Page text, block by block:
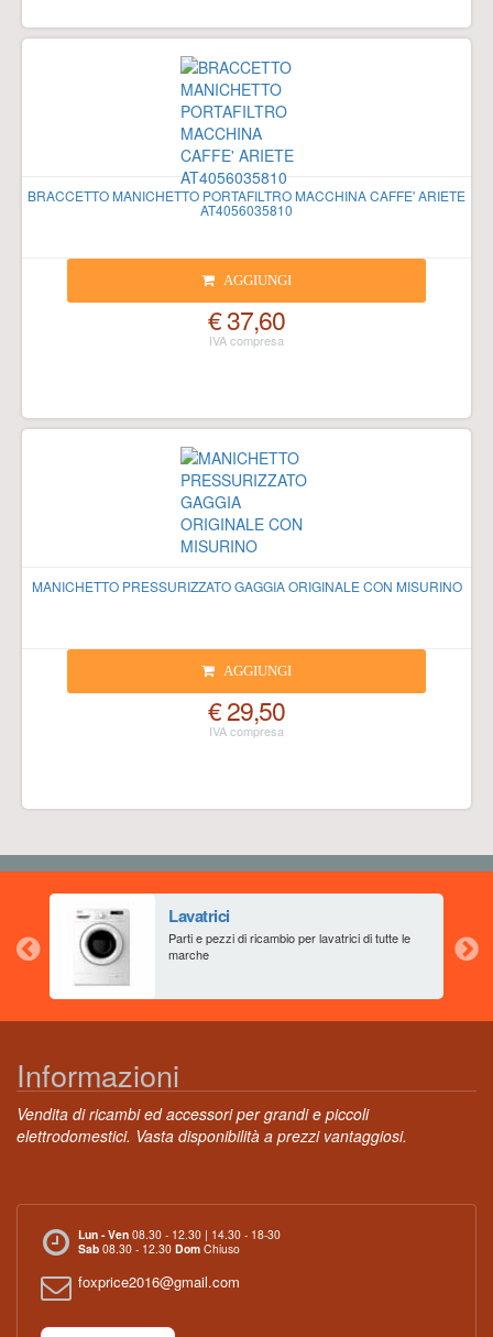
BRACCETTO MANICHETTO PORTAFILTRO MACCHINA CAFFE' ARIETE
AT4056035810
AGGIUNGI
€ 37,60
MANICHETTO PRESSURIZZATO GAGGIA ORIGINALE CON MISURINO
AGGIUNGI
€ 29,50
Lavatrici
Parti e pezzi di ricambio per lavatrici di tutte le
marche
Informazioni
Vendita di ricambi ed accessori per grandi e piccoli
elettrodomestici. Vasta disponibilità a prezzi vantaggiosi.
Lun - Ven 08.30 - 12.30 | 14.30 - 18-30
Sab 08.30 - 12.30 Dom Chiuso
foxprice2016@gmail.com